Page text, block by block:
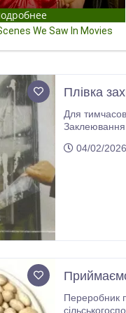
Плівка
Для тимчасового захисту скла, вікон, дзеркал, стін,
Заклеювання
04/02/2026
Переробник